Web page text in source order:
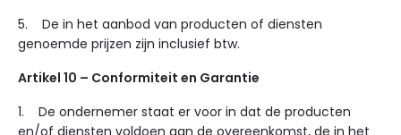
5. De in het aanbod van producten of diensten
genoemde prijzen zijn inclusief btw.
Artikel 10 – Conformiteit en Garantie
1. De ondernemer staat er voor in dat de producten
en/of diensten voldoen aan de overeenkomst, de in het